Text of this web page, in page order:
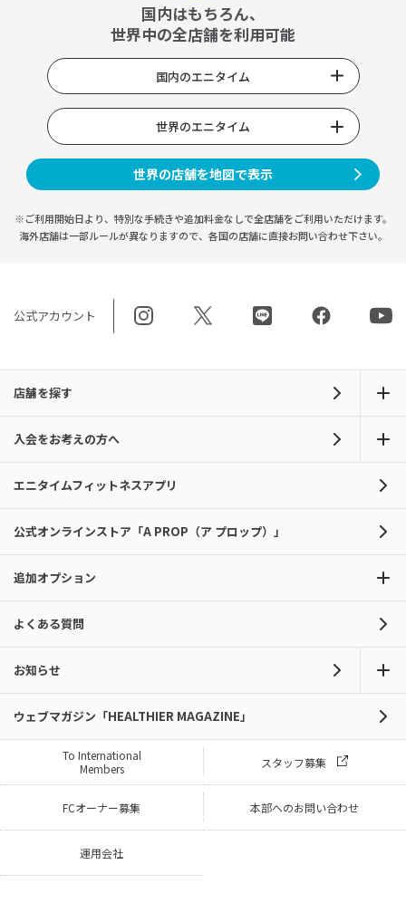
国内はもちろん、
世界中の全店舗を利用可能
国内のエニタイム
世界のエニタイム
世界の店舗を地図で表示
※ご利用開始日より、特別な手続きや追加料金なしで全店舗をご利用いただけます。
海外店舗は一部ルールが異なりますので、 各国の店舗に直接お問い合わせ下さい。
公式アカウント
店舗を探す
入会をお考えの方へ
エニタイムフィットネスアプリ
公式オンラインストア「A PROP（ア プロップ）」
追加オプション
よくある質問
お知らせ
ウェブマガジン「HEALTHIER MAGAZINE」
To International
Members
スタッフ募集
FCオーナー募集 本部へのお問い合わせ
運用会社